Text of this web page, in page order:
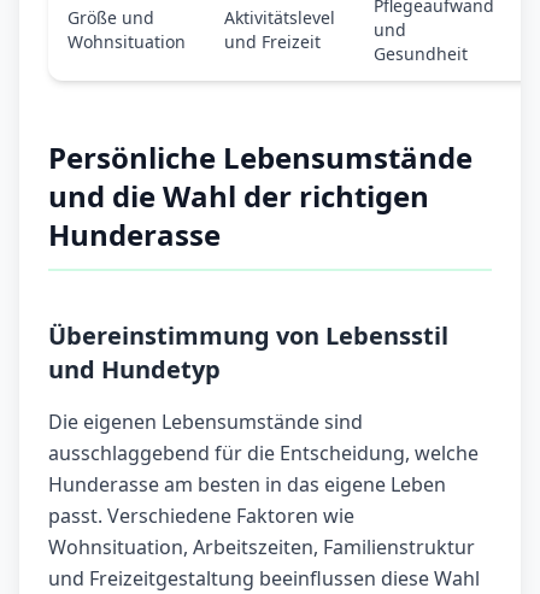
Größe und
Wohnsituation
Aktivitätslevel
und Freizeit
Pflegeaufwand
und
Gesundheit
Persönliche Lebensumstände
und die Wahl der richtigen
Hunderasse
Übereinstimmung von Lebensstil
und Hundetyp
Die eigenen Lebensumstände sind
ausschlaggebend für die Entscheidung, welche
Hunderasse am besten in das eigene Leben
passt. Verschiedene Faktoren wie
Wohnsituation, Arbeitszeiten, Familienstruktur
und Freizeitgestaltung beeinflussen diese Wahl